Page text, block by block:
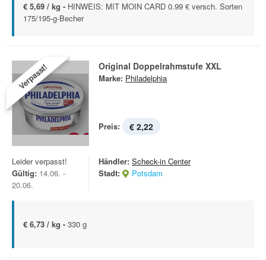
€ 5,69 / kg - HINWEIS: MIT MOIN CARD 0.99 € versch. Sorten
175/195-g-Becher
Verpasst! Original Doppelrahmstufe XXL
Marke: Philadelphia
Preis: € 2,22
Leider verpasst!
Gültig: 14.06. -
20.06.
Händler: Scheck-in Center
Stadt:
Potsdam
€ 6,73 / kg - 330 g